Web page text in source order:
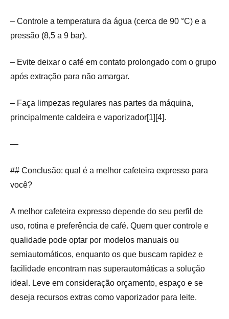
– Controle a temperatura da água (cerca de 90 °C) e a
pressão (8,5 a 9 bar).
– Evite deixar o café em contato prolongado com o grupo
após extração para não amargar.
– Faça limpezas regulares nas partes da máquina,
principalmente caldeira e vaporizador[1][4].
—
## Conclusão: qual é a melhor cafeteira expresso para
você?
A melhor cafeteira expresso depende do seu perfil de
uso, rotina e preferência de café. Quem quer controle e
qualidade pode optar por modelos manuais ou
semiautomáticos, enquanto os que buscam rapidez e
facilidade encontram nas superautomáticas a solução
ideal. Leve em consideração orçamento, espaço e se
deseja recursos extras como vaporizador para leite.